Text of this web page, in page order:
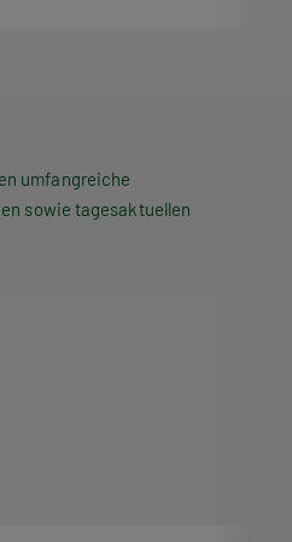
umfangreiche
sowie tagesaktuellen